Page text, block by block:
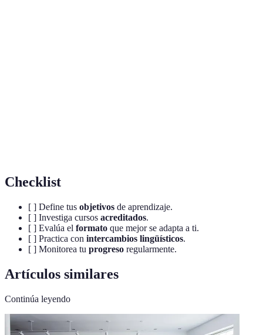
Checklist
[ ] Define tus objetivos de aprendizaje.
[ ] Investiga cursos acreditados.
[ ] Evalúa el formato que mejor se adapta a ti.
[ ] Practica con intercambios lingüísticos.
[ ] Monitorea tu progreso regularmente.
Artículos similares
Continúa leyendo